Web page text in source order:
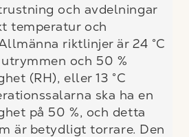
och avdelningar
temperatur och
riktlinjer är 24 °C
och 50 %
(RH), eller 13 °C
ska ha en
på 50 %, och detta
är betydligt torrare. Den